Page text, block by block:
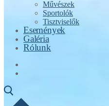
Művészek
Sportolók
Tisztviselők
Események
Galéria
Rólunk